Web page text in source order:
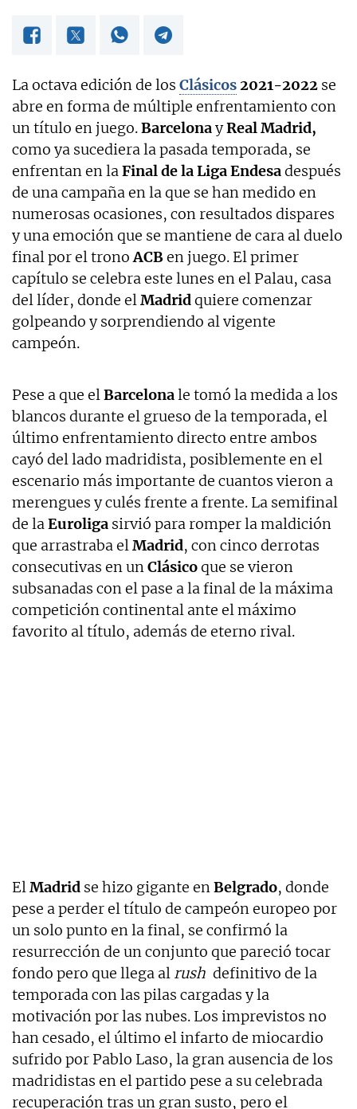
La octava edición de los Clásicos2021-2022 se
abre en forma de múltiple enfrentamiento con
un título en juego.BarcelonayReal Madrid,
como ya sucediera la pasada temporada, se
enfrentan en laFinal de la Liga Endesadespués
de una campaña en la que se han medido en
numerosas ocasiones, con resultados dispares
y una emoción que se mantiene de cara al duelo
final por el tronoACB en juego. El primer
capítulo se celebra este lunes en el Palau, casa
del líder, donde elMadridquiere comenzar
golpeando y sorprendiendo al vigente
campeón.
Pese a que elBarcelonale tomó la medida a los
blancos durante el grueso de la temporada, el
último enfrentamiento directo entre ambos
cayó del lado madridista, posiblemente en el
escenario más importante de cuantos vieron a
merengues y culés frente a frente. La semifinal
de laEuroliga sirvió para romper la maldición
que arrastraba elMadrid, con cinco derrotas
consecutivas en unClásicoque se vieron
subsanadas con el pase a la final de la máxima
competición continental ante el máximo
favorito al título, además de eterno rival.
ElMadrid se hizo gigante enBelgrado, donde
pese a perder el título de campeón europeo por
un solo punto en la final, se confirmó la
resurrección de un conjunto que pareció tocar
fondo pero que llega al rush definitivo de la
temporada con las pilas cargadas y la
motivación por las nubes. Los imprevistos no
han cesado, el último el infarto de miocardio
sufrido por Pablo Laso, la gran ausencia de los
madridistas en el partido pese a su celebrada
recuperación tras un gran susto, pero el